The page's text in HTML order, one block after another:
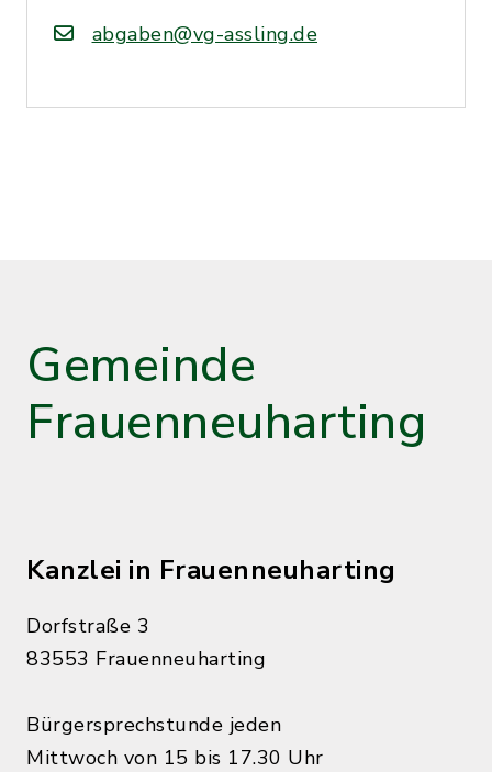
abgaben@vg-assling.de
Gemeinde
Frauenneuharting
Kanzlei in Frauenneuharting
Dorfstraße 3
83553 Frauenneuharting
Bürgersprechstunde jeden
Mittwoch von 15 bis 17.30 Uhr